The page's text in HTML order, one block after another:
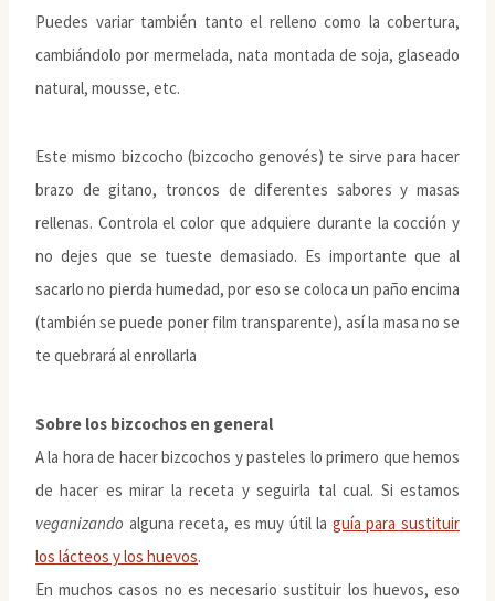
Puedes variar también tanto el relleno como la cobertura,
cambiándolo por mermelada, nata montada de soja, glaseado
natural, mousse, etc.
Este mismo bizcocho (bizcocho genovés) te sirve para hacer
brazo de gitano, troncos de diferentes sabores y masas
rellenas. Controla el color que adquiere durante la cocción y
no dejes que se tueste demasiado. Es importante que al
sacarlo no pierda humedad, por eso se coloca un paño encima
(también se puede poner film transparente), así la masa no se
te quebrará al enrollarla
Sobre los bizcochos en general
A la hora de hacer bizcochos y pasteles lo primero que hemos
de hacer es mirar la receta y seguirla tal cual. Si estamos
veganizando alguna receta, es muy útil la guía para sustituir
los lácteos y los huevos.
En muchos casos no es necesario sustituir los huevos, eso